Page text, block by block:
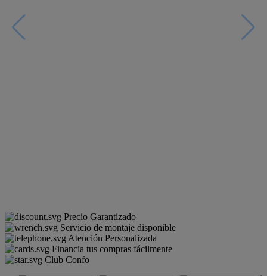
Precio Garantizado
Servicio de montaje disponible
Atención Personalizada
Financia tus compras fácilmente
Club Confo